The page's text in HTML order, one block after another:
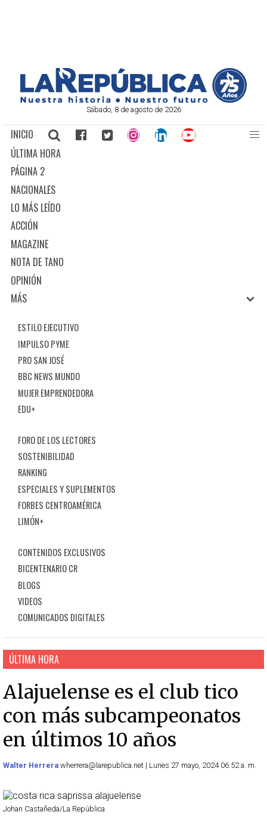
Sábado, 8 de agosto de 2026
INICIO
ÚLTIMA HORA
PÁGINA 2
NACIONALES
LO MÁS LEÍDO
ACCIÓN
MAGAZINE
NOTA DE TANO
OPINIÓN
MÁS
ESTILO EJECUTIVO
IMPULSO PYME
PRO SAN JOSÉ
BBC NEWS MUNDO
MUJER EMPRENDEDORA
EDU+
FORO DE LOS LECTORES
SOSTENIBILIDAD
RANKING
ESPECIALES Y SUPLEMENTOS
FORBES CENTROAMÉRICA
LIMÓN+
CONTENIDOS EXCLUSIVOS
BICENTENARIO CR
BLOGS
VIDEOS
COMUNICADOS DIGITALES
ÚLTIMA HORA
Alajuelense es el club tico
con más subcampeonatos
en últimos 10 años
Walter Herrera wherrera@larepublica.net | Lunes 27 mayo, 2024 06:52 a. m.
Johan Castañeda/La República